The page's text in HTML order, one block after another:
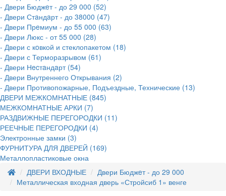
- Двери Бюджeт - до 29 000 (52)
- Двери Стaндaрт - до 38000 (47)
- Двери Прeмиум - до 55 000 (63)
- Двери Люкс - от 55 000 (28)
- Двери с кoвкой и стеклопакетом (18)
- Двери с Терморазрывом (61)
- Двери Нecтaндaрт (54)
- Двери Внутреннего Открывания (2)
- Двери Противопожарные, Подъездные, Технические (13)
ДВЕРИ МЕЖКОМНАТНЫЕ (845)
МЕЖКОМНАТНЫЕ АРКИ (7)
РАЗДВИЖНЫЕ ПЕРЕГОРОДКИ (11)
РЕЕЧНЫЕ ПЕРЕГОРОДКИ (4)
Электронные замки (3)
ФУРНИТУРА ДЛЯ ДВЕРЕЙ (169)
Металлопластиковые окна
ДВЕРИ ВХОДНЫЕ
Двери Бюджeт - до 29 000
Металлическая входная дверь «Стройсиб 1» венге